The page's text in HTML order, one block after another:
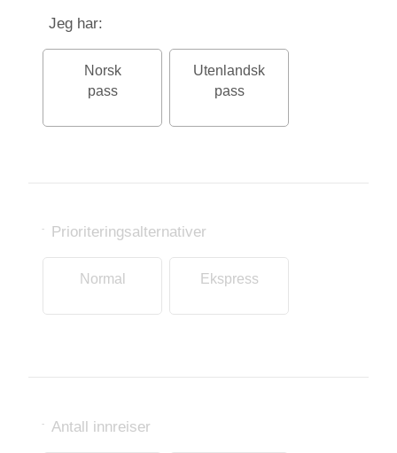
Jeg har:
Norsk
pass
Utenlandsk
pass
- Prioriteringsalternativer
Normal Ekspress
- Antall innreiser